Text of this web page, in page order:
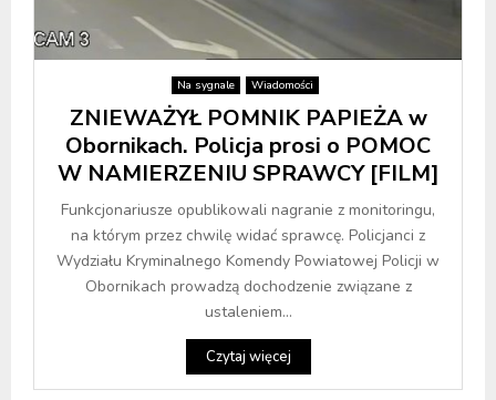
Na sygnale Wiadomości
ZNIEWAŻYŁ POMNIK PAPIEŻA w
Obornikach. Policja prosi o POMOC
W NAMIERZENIU SPRAWCY [FILM]
Funkcjonariusze opublikowali nagranie z monitoringu,
na którym przez chwilę widać sprawcę. Policjanci z
Wydziału Kryminalnego Komendy Powiatowej Policji w
Obornikach prowadzą dochodzenie związane z
ustaleniem...
Czytaj więcej